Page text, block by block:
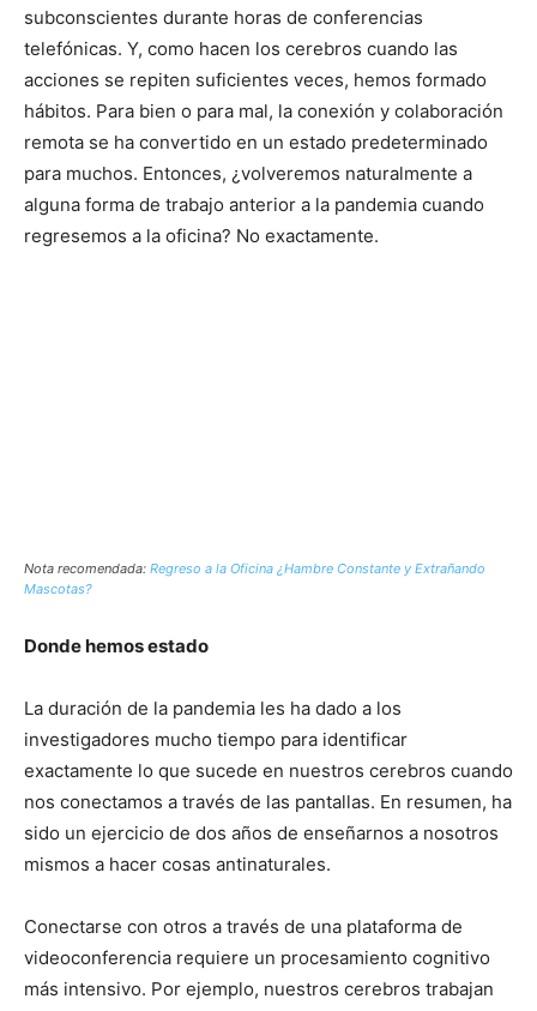
subconscientes durante horas de conferencias
telefónicas. Y, como hacen los cerebros cuando las
acciones se repiten suficientes veces, hemos formado
hábitos. Para bien o para mal, la conexión y colaboración
remota se ha convertido en un estado predeterminado
para muchos. Entonces, ¿volveremos naturalmente a
alguna forma de trabajo anterior a la pandemia cuando
regresemos a la oficina? No exactamente.
Nota recomendada: Regreso a la Oficina ¿Hambre Constante y Extrañando
Mascotas?
Donde hemos estado
La duración de la pandemia les ha dado a los
investigadores mucho tiempo para identificar
exactamente lo que sucede en nuestros cerebros cuando
nos conectamos a través de las pantallas. En resumen, ha
sido un ejercicio de dos años de enseñarnos a nosotros
mismos a hacer cosas antinaturales.
Conectarse con otros a través de una plataforma de
videoconferencia requiere un procesamiento cognitivo
más intensivo. Por ejemplo, nuestros cerebros trabajan